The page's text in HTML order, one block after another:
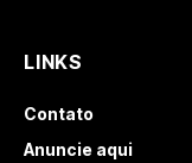
LINKS
Contato
Anuncie aqui